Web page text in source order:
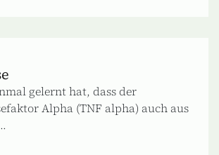
gelernt hat, dass der
Alpha (TNF alpha) auch aus